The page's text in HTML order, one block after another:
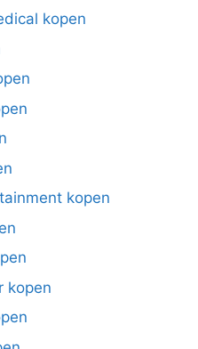
kopen
kopen
kopen